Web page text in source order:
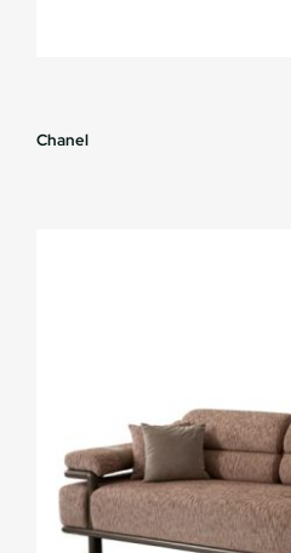
Chanel